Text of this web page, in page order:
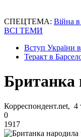
СПЕЦТЕМА: Війна в
ВСІ ТЕМИ
Вступ України
Теракт в
Британка
Корреспондент.net, 4
0
1917